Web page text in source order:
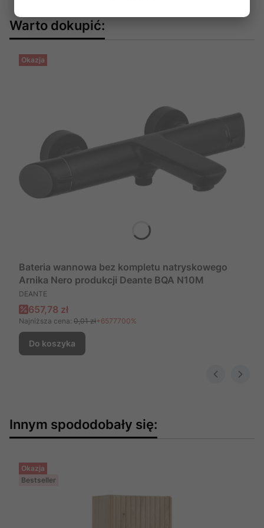
Warto dokupić:
Okazja
Bateria wannowa bez kompletu natryskowego
Arnika Nero produkcji Deante BQA N10M
PRODUCENT
DEANTE
Cena promocyjna
657,78 zł
Najniższa cena: 0,01 zł+6577700%
Do koszyka
Innym spododobały się:
Okazja
Bestseller